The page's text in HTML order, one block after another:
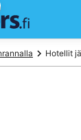
Hotellit